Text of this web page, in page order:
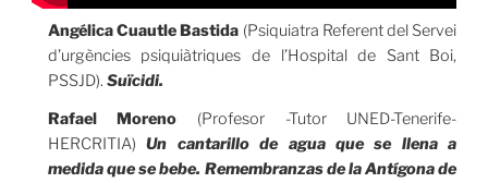
Angélica Cuautle Bastida (Psiquiatra Referent del Servei
d’urgències psiquiàtriques de l’Hospital de Sant Boi,
PSSJD). Suïcidi.
Rafael Moreno (Profesor -Tutor UNED-Tenerife-
HERCRITIA)Un cantarillo de agua que se llena a
medida que se bebe. Remembranzas de la Antígona de